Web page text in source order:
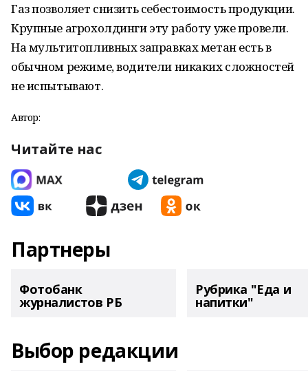
Газ позволяет снизить себестоимость продукции.
Крупные агрохолдинги эту работу уже провели.
На мультитопливных заправках метан есть в
обычном режиме, водители никаких сложностей
не испытывают.
Автор:
Читайте нас
Партнеры
Фотобанк
журналистов РБ
Рубрика "Еда и
напитки"
Выбор редакции